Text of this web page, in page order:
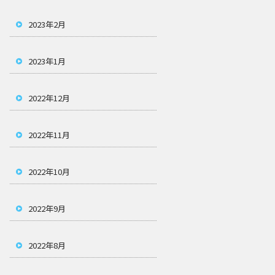
2023年2月
2023年1月
2022年12月
2022年11月
2022年10月
2022年9月
2022年8月